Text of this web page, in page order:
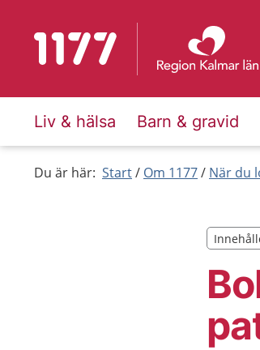
Till startsidan för 1177
Liv & hälsa Barn & gravid
Du är här: Start Om 1177 När du